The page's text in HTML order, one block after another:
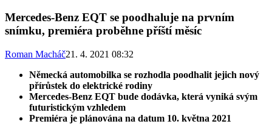
Mercedes-Benz EQT se poodhaluje na prvním
snímku, premiéra proběhne příští měsíc
Roman Macháč21. 4. 2021 08:32
Německá automobilka se rozhodla poodhalit jejich nový
přírůstek do elektrické rodiny
Mercedes-Benz EQT bude dodávka, která vyniká svým
futuristickým vzhledem
Premiéra je plánována na datum 10. května 2021